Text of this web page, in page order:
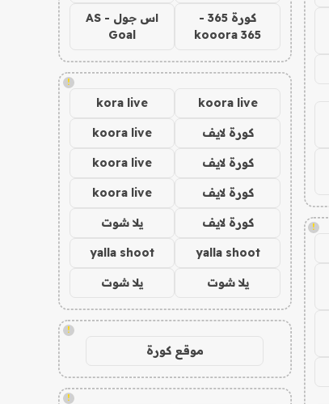
!
كورة 365 -
kooora 365
اس جول - AS
Goal
!
koora live
kora live
كورة لايف koora live
كورة لايف koora live
كورة لايف koora live
كورة لايف يلا شوت
yalla shoot
yalla shoot
يلا شوت يلا شوت
!
موقع كورة
!